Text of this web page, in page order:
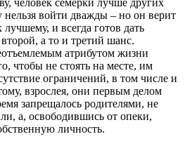
человек семерки лучше других
нельзя войти дважды – но он верит
и всегда готов дать
а то и третий шанс.
атрибутом жизни
чтобы не стоять на месте, им
ограничений, в том числе и
взрослея, они первым делом
запрещалось родителями, не
а, освободившись от опеки,
личность.